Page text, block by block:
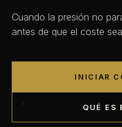
Cuando la presión no
antes de que el coste
INICIAR
QUÉ ES